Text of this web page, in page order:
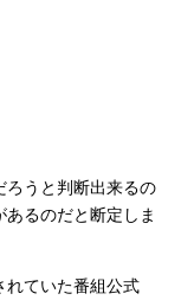
ろうと判断出来るの
るのだと断定しま
れていた番組公式